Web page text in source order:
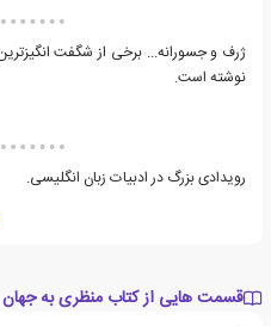
ژرف و جسورانه... برخی از شگفت
نوشته است.
رویدادی بزرگ در ادبیات زبان انگلیسی.
قسمت هایی از کتاب منظری به جهان